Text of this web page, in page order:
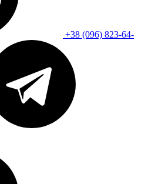
+38 (096) 823-64-